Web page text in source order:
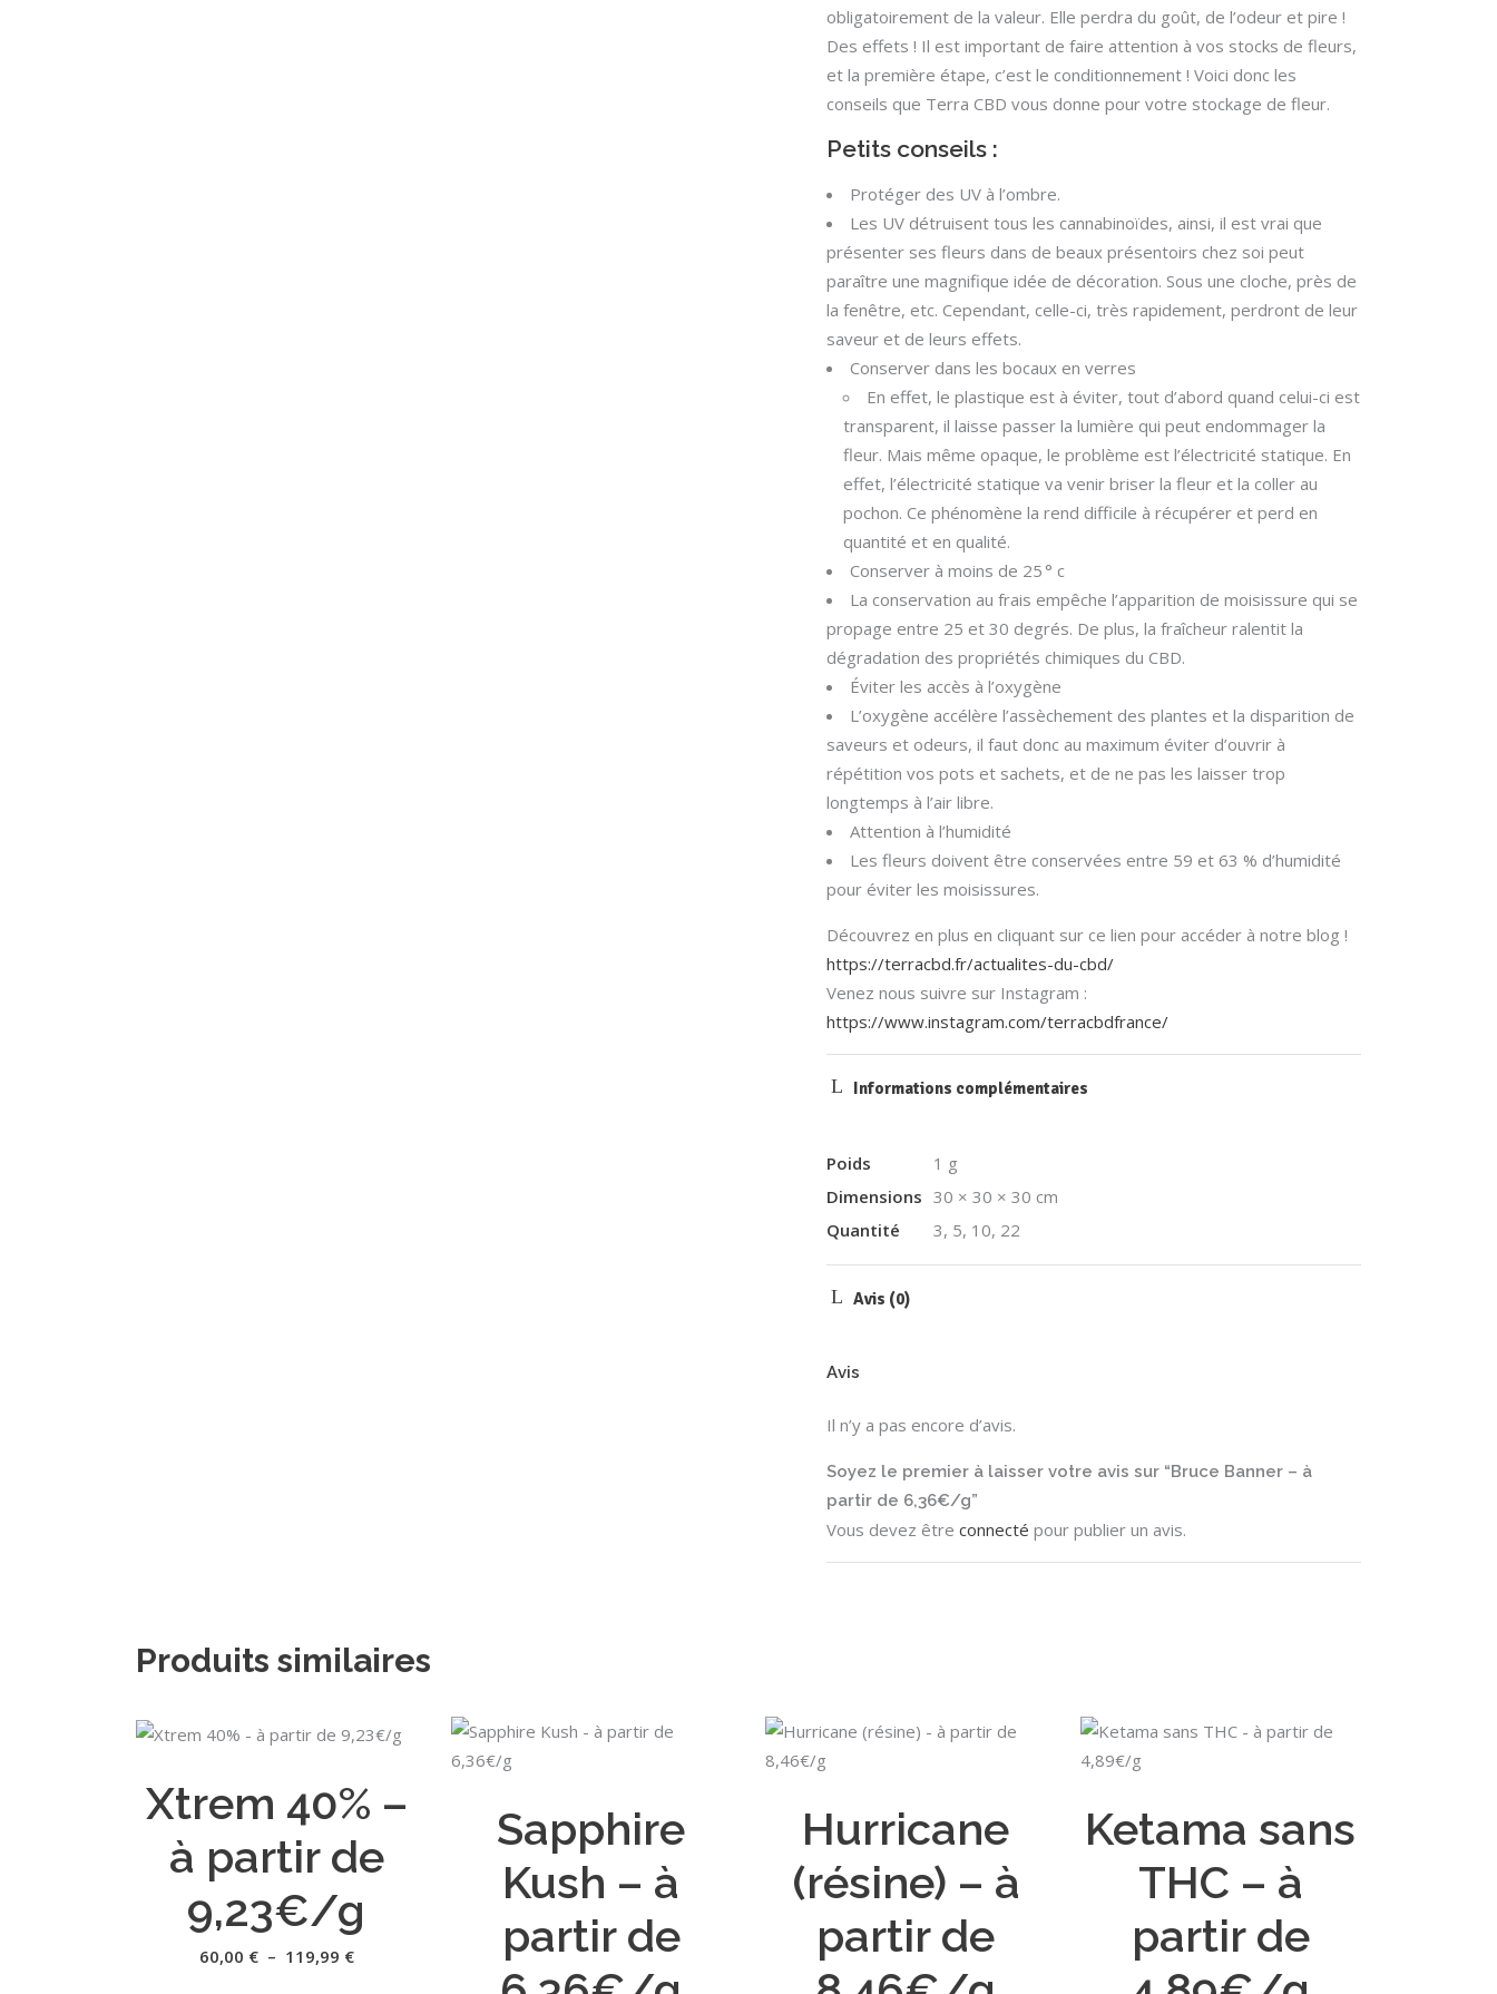
obligatoirement de la valeur. Elle perdra du goût, de l’odeur et pire !
Des effets ! Il est important de faire attention à vos stocks de fleurs,
et la première étape, c’est le conditionnement ! Voici donc les
conseils que Terra CBD vous donne pour votre stockage de fleur.
Petits conseils :
Protéger des UV à l’ombre.
Les UV détruisent tous les cannabinoïdes, ainsi, il est vrai que
présenter ses fleurs dans de beaux présentoirs chez soi peut
paraître une magnifique idée de décoration. Sous une cloche, près de
la fenêtre, etc. Cependant, celle-ci, très rapidement, perdront de leur
saveur et de leurs effets.
Conserver dans les bocaux en verres
En effet, le plastique est à éviter, tout d’abord quand celui-ci est
transparent, il laisse passer la lumière qui peut endommager la
fleur. Mais même opaque, le problème est l’électricité statique. En
effet, l’électricité statique va venir briser la fleur et la coller au
pochon. Ce phénomène la rend difficile à récupérer et perd en
quantité et en qualité.
Conserver à moins de 25 ° c
La conservation au frais empêche l’apparition de moisissure qui se
propage entre 25 et 30 degrés. De plus, la fraîcheur ralentit la
dégradation des propriétés chimiques du CBD.
Éviter les accès à l’oxygène
L’oxygène accélère l’assèchement des plantes et la disparition de
saveurs et odeurs, il faut donc au maximum éviter d’ouvrir à
répétition vos pots et sachets, et de ne pas les laisser trop
longtemps à l’air libre.
Attention à l’humidité
Les fleurs doivent être conservées entre 59 et 63 % d’humidité
pour éviter les moisissures.
Découvrez en plus en cliquant sur ce lien pour accéder à notre blog !
https://terracbd.fr/actualites-du-cbd/
Venez nous suivre sur Instagram :
https://www.instagram.com/terracbdfrance/
Informations complémentaires
Poids
1 g
Dimensions 30 × 30 × 30 cm
Quantité
3, 5, 10, 22
Avis (0)
Avis
Il n’y a pas encore d’avis.
Soyez le premier à laisser votre avis sur “Bruce Banner – à
partir de 6,36€/g”
Vous devez être connecté pour publier un avis.
Produits similaires
Ce
a
Xtrem 40% –
à partir de
9,23€/g
60,00 € – 119,99 €Plage
Sapphire
Kush – à
partir de
Hurricane
(résine) – à
partir de
plusieurs
Ketama sans
THC – à
partir de